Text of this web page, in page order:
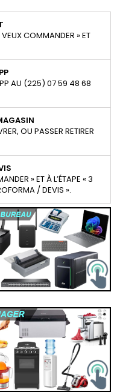
COMMANDER » ET
AU (225) 07 59 48 68
OU PASSER RETIRER
» ET À L’ÉTAPE « 3
/ DEVIS ».